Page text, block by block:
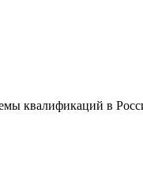
квалификаций в